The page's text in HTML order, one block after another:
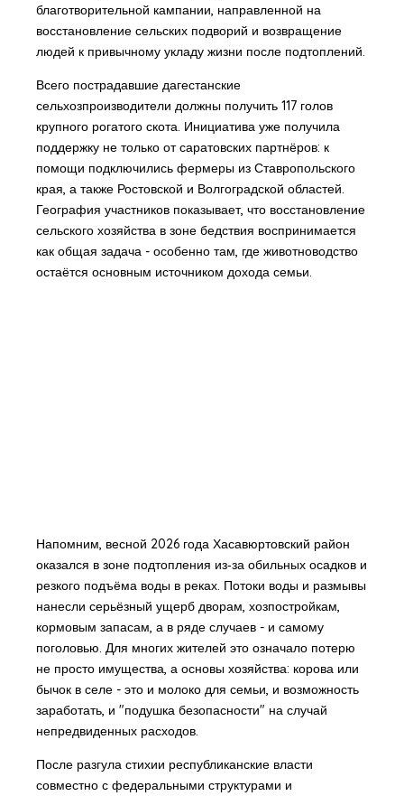
благотворительной кампании, направленной на
восстановление сельских подворий и возвращение
людей к привычному укладу жизни после подтоплений.
Всего пострадавшие дагестанские
сельхозпроизводители должны получить 117 голов
крупного рогатого скота. Инициатива уже получила
поддержку не только от саратовских партнёров: к
помощи подключились фермеры из Ставропольского
края, а также Ростовской и Волгоградской областей.
География участников показывает, что восстановление
сельского хозяйства в зоне бедствия воспринимается
как общая задача - особенно там, где животноводство
остаётся основным источником дохода семьи.
Напомним, весной 2026 года Хасавюртовский район
оказался в зоне подтопления из‑за обильных осадков и
резкого подъёма воды в реках. Потоки воды и размывы
нанесли серьёзный ущерб дворам, хозпостройкам,
кормовым запасам, а в ряде случаев - и самому
поголовью. Для многих жителей это означало потерю
не просто имущества, а основы хозяйства: корова или
бычок в селе - это и молоко для семьи, и возможность
заработать, и "подушка безопасности" на случай
непредвиденных расходов.
После разгула стихии республиканские власти
совместно с федеральными структурами и